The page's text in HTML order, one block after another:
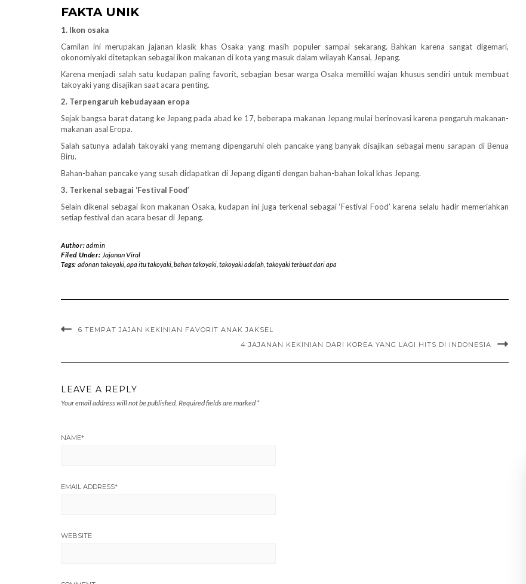
FAKTA UNIK
1. Ikon osaka
Camilan ini merupakan jajanan klasik khas Osaka yang masih populer sampai sekarang. Bahkan karena sangat digemari,
okonomiyaki ditetapkan sebagai ikon makanan di kota yang masuk dalam wilayah Kansai, Jepang.
Karena menjadi salah satu kudapan paling favorit, sebagian besar warga Osaka memiliki wajan khusus sendiri untuk membuat
takoyaki yang disajikan saat acara penting.
2. Terpengaruh kebudayaan eropa
Sejak bangsa barat datang ke Jepang pada abad ke 17, beberapa makanan Jepang mulai berinovasi karena pengaruh makanan-
makanan asal Eropa.
Salah satunya adalah takoyaki yang memang dipengaruhi oleh pancake yang banyak disajikan sebagai menu sarapan di Benua
Biru.
Bahan-bahan pancake yang susah didapatkan di Jepang diganti dengan bahan-bahan lokal khas Jepang.
3. Terkenal sebagai ‘Festival Food’
Selain dikenal sebagai ikon makanan Osaka, kudapan ini juga terkenal sebagai ‘Festival Food’ karena selalu hadir memeriahkan
setiap festival dan acara besar di Jepang.
Author:admin
Filed Under: Jajanan Viral
Tags: adonan takoyaki, apa itu takoyaki, bahan takoyaki, takoyaki adalah, takoyaki terbuat dari apa
6 TEMPAT JAJAN KEKINIAN FAVORIT ANAK JAKSEL
4 JAJANAN KEKINIAN DARI KOREA YANG LAGI HITS DI INDONESIA
LEAVE A REPLY
Your email address will not be published. Required fields are marked *
NAME*
EMAIL ADDRESS*
WEBSITE